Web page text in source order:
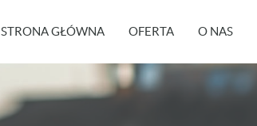
STRONA GŁÓWNA OFERTA O NAS